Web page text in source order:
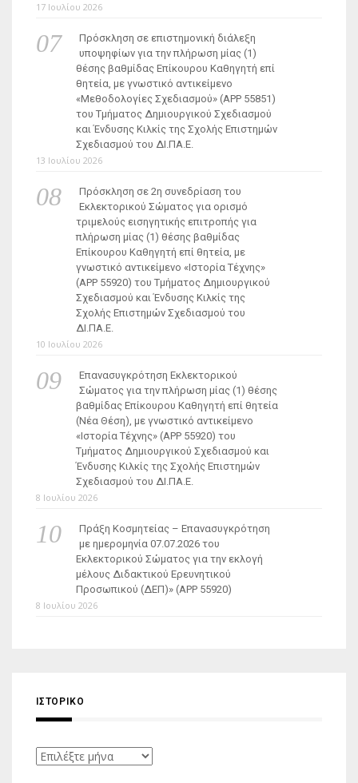
17 Ιουλίου 2026
Πρόσκληση σε επιστημονική διάλεξη
υποψηφίων για την πλήρωση μίας (1)
θέσης βαθμίδας Επίκουρου Καθηγητή επί
θητεία, με γνωστικό αντικείμενο
«Μεθοδολογίες Σχεδιασμού» (ΑΡΡ 55851)
του Τμήματος Δημιουργικού Σχεδιασμού
και Ένδυσης Κιλκίς της Σχολής Επιστημών
Σχεδιασμού του ΔΙ.ΠΑ.Ε.
13 Ιουλίου 2026
Πρόσκληση σε 2η συνεδρίαση του
Εκλεκτορικού Σώματος για ορισμό
τριμελούς εισηγητικής επιτροπής για
πλήρωση μίας (1) θέσης βαθμίδας
Επίκουρου Καθηγητή επί θητεία, με
γνωστικό αντικείμενο «Ιστορία Τέχνης»
(ΑΡΡ 55920) του Τμήματος Δημιουργικού
Σχεδιασμού και Ένδυσης Κιλκίς της
Σχολής Επιστημών Σχεδιασμού του
ΔΙ.ΠΑ.Ε.
10 Ιουλίου 2026
Επανασυγκρότηση Εκλεκτορικού
Σώματος για την πλήρωση μίας (1) θέσης
βαθμίδας Επίκουρου Καθηγητή επί θητεία
(Νέα Θέση), με γνωστικό αντικείμενο
«Ιστορία Τέχνης» (ΑΡΡ 55920) του
Τμήματος Δημιουργικού Σχεδιασμού και
Ένδυσης Κιλκίς της Σχολής Επιστημών
Σχεδιασμού του ΔΙ.ΠΑ.Ε.
8 Ιουλίου 2026
Πράξη Κοσμητείας – Επανασυγκρότηση
με ημερομηνία 07.07.2026 του
Εκλεκτορικού Σώματος για την εκλογή
μέλους Διδακτικού Ερευνητικού
Προσωπικού (ΔΕΠ)» (APP 55920)
8 Ιουλίου 2026
ΙΣΤΟΡΙΚΌ
Ιστορικό